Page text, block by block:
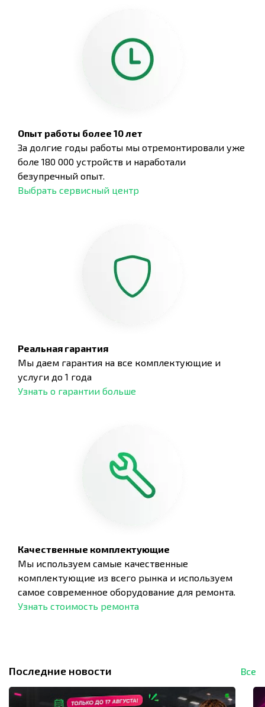
Опыт работы более 10 лет
За долгие годы работы мы отремонтировали уже
боле 180 000 устройств и наработали
безупречный опыт.
Выбрать сервисный центр
Реальная гарантия
Мы даем гарантия на все комплектующие и
услуги до 1 года
Узнать о гарантии больше
Качественные комплектующие
Мы используем самые качественные
комплектующие из всего рынка и используем
самое современное оборудование для ремонта.
Узнать стоимость ремонта
Последние новости Все